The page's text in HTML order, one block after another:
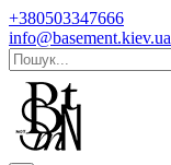
+380503347666
info@basement.kiev.ua